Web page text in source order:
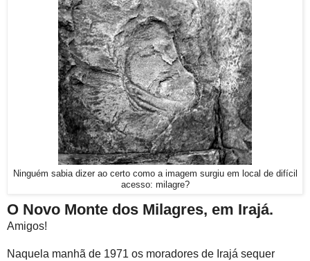
Ninguém sabia dizer ao certo como a imagem surgiu em local de difícil
acesso: milagre?
O Novo Monte dos Milagres, em Irajá.
Amigos!
Naquela manhã de 1971 os moradores de Irajá sequer